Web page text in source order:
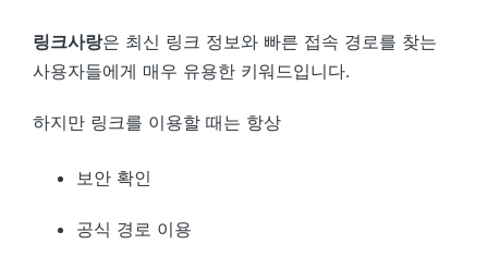
링크사랑은 최신 링크 정보와 빠른 접속 경로를 찾는
사용자들에게 매우 유용한 키워드입니다.
하지만 링크를 이용할 때는 항상
보안 확인
공식 경로 이용